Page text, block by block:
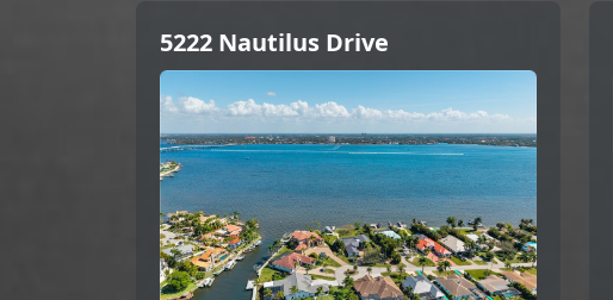
5222 Nautilus Drive